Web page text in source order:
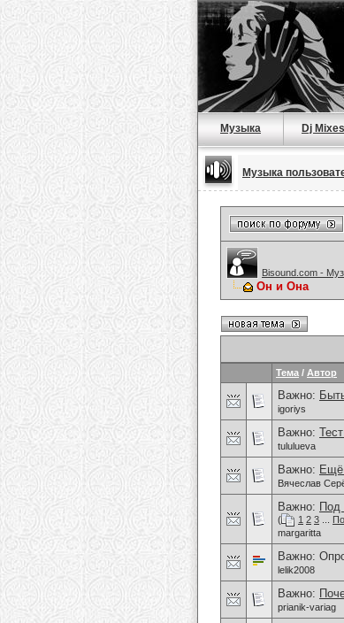
Музыка Dj Mixes
Музыка
Bisound.com -
Он и Она
Тема / Автор
Важно:
igoriys
Важно:
tululueva
Важно:
Вячеслав
Важно: Под
( 1 2 3
margaritta
Важно:
lelik2008
Важно:
prianik-variag